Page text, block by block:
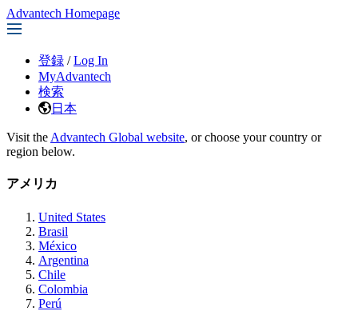
Advantech Homepage
登録 / Log In
MyAdvantech
検索
日本
Visit the Advantech Global website, or choose your country or
region below.
アメリカ
United States
Brasil
México
Argentina
Chile
Colombia
Perú